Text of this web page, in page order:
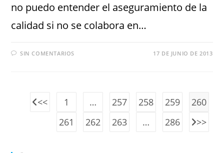
no puedo entender el aseguramiento de la
calidad si no se colabora en…
SIN COMENTARIOS 17 DE JUNIO DE 2013
1 … 257 258 259
260
261
262 263 … 286